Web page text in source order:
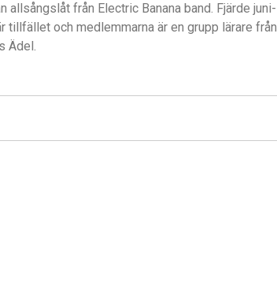
allsångslåt från Electric Banana band. Fjärde juni-
och medlemmarna är en grupp lärare från
Ädel.